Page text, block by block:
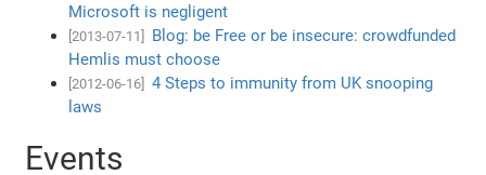
Microsoft is negligent
[2013-07-11]
Blog: be Free or be insecure: crowdfunded
Hemlis must choose
[2012-06-16]
4 Steps to immunity from UK snooping
laws
Events